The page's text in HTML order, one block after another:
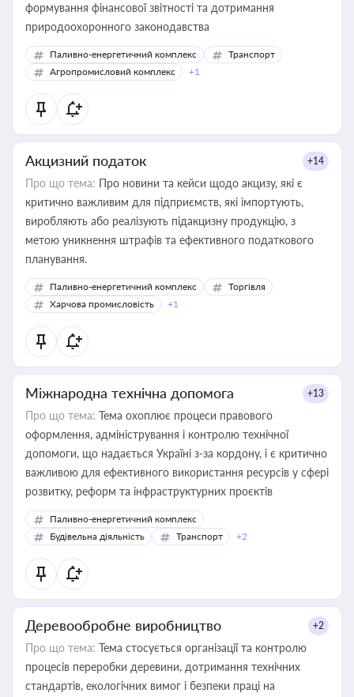
формування фінансової звітності та дотримання
природоохоронного законодавства
Паливно-енергетичний комплекс
Транспорт
Агропромисловий комплекс
+1
Акцизний податок +14
Про що тема: Про новини та кейси щодо акцизу, які є
критично важливим для підприємств, які імпортують,
виробляють або реалізують підакцизну продукцію, з
метою уникнення штрафів та ефективного податкового
планування.
Паливно-енергетичний комплекс
Торгівля
Харчова промисловість
+1
Міжнародна технічна допомога +13
Про що тема: Тема охоплює процеси правового
оформлення, адміністрування і контролю технічної
допомоги, що надається Україні з-за кордону, і є критично
важливою для ефективного використання ресурсів у сфері
розвитку, реформ та інфраструктурних проєктів
Паливно-енергетичний комплекс
Будівельна діяльність
Транспорт +2
Деревообробне виробництво +2
Про що тема: Тема стосується організації та контролю
процесів переробки деревини, дотримання технічних
стандартів, екологічних вимог і безпеки праці на